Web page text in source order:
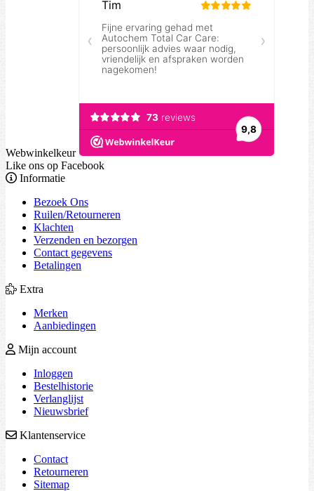
Webwinkelkeur
Like ons op Facebook
Informatie
Bezoek Ons
Ruilen/Retourneren
Klachten
Verzenden en bezorgen
Contact gegevens
Betalingen
Extra
Merken
Aanbiedingen
Mijn account
Inloggen
Bestelhistorie
Verlanglijst
Nieuwsbrief
Klantenservice
Contact
Retourneren
Sitemap